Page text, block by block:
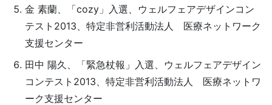
金 素蘭、「cozy」入選、ウェルフェアデザインコン
テスト2013、特定非営利活動法人 医療ネットワーク
支援センター
田中 陽久、「緊急杖報」入選、ウェルフェアデザイン
コンテスト2013、特定非営利活動法人 医療ネットワ
ーク支援センター